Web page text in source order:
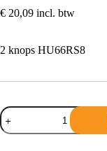
€ 20,09 incl. btw
2 knops HU66RS8
Porsche
2
knops